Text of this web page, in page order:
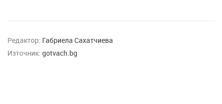
Редактор: Габриела Сахатчиева
Източник: gotvach.bg